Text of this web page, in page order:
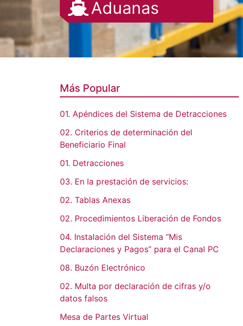
Icon
Font
Awesome
Icon
Aduanas
Más Popular
01. Apéndices del Sistema de Detracciones
02. Criterios de determinación del
Beneficiario Final
01. Detracciones
03. En la prestación de servicios:
02. Tablas Anexas
02. Procedimientos Liberación de Fondos
04. Instalación del Sistema “Mis
Declaraciones y Pagos” para el Canal PC
08. Buzón Electrónico
02. Multa por declaración de cifras y/o
datos falsos
Mesa de Partes Virtual